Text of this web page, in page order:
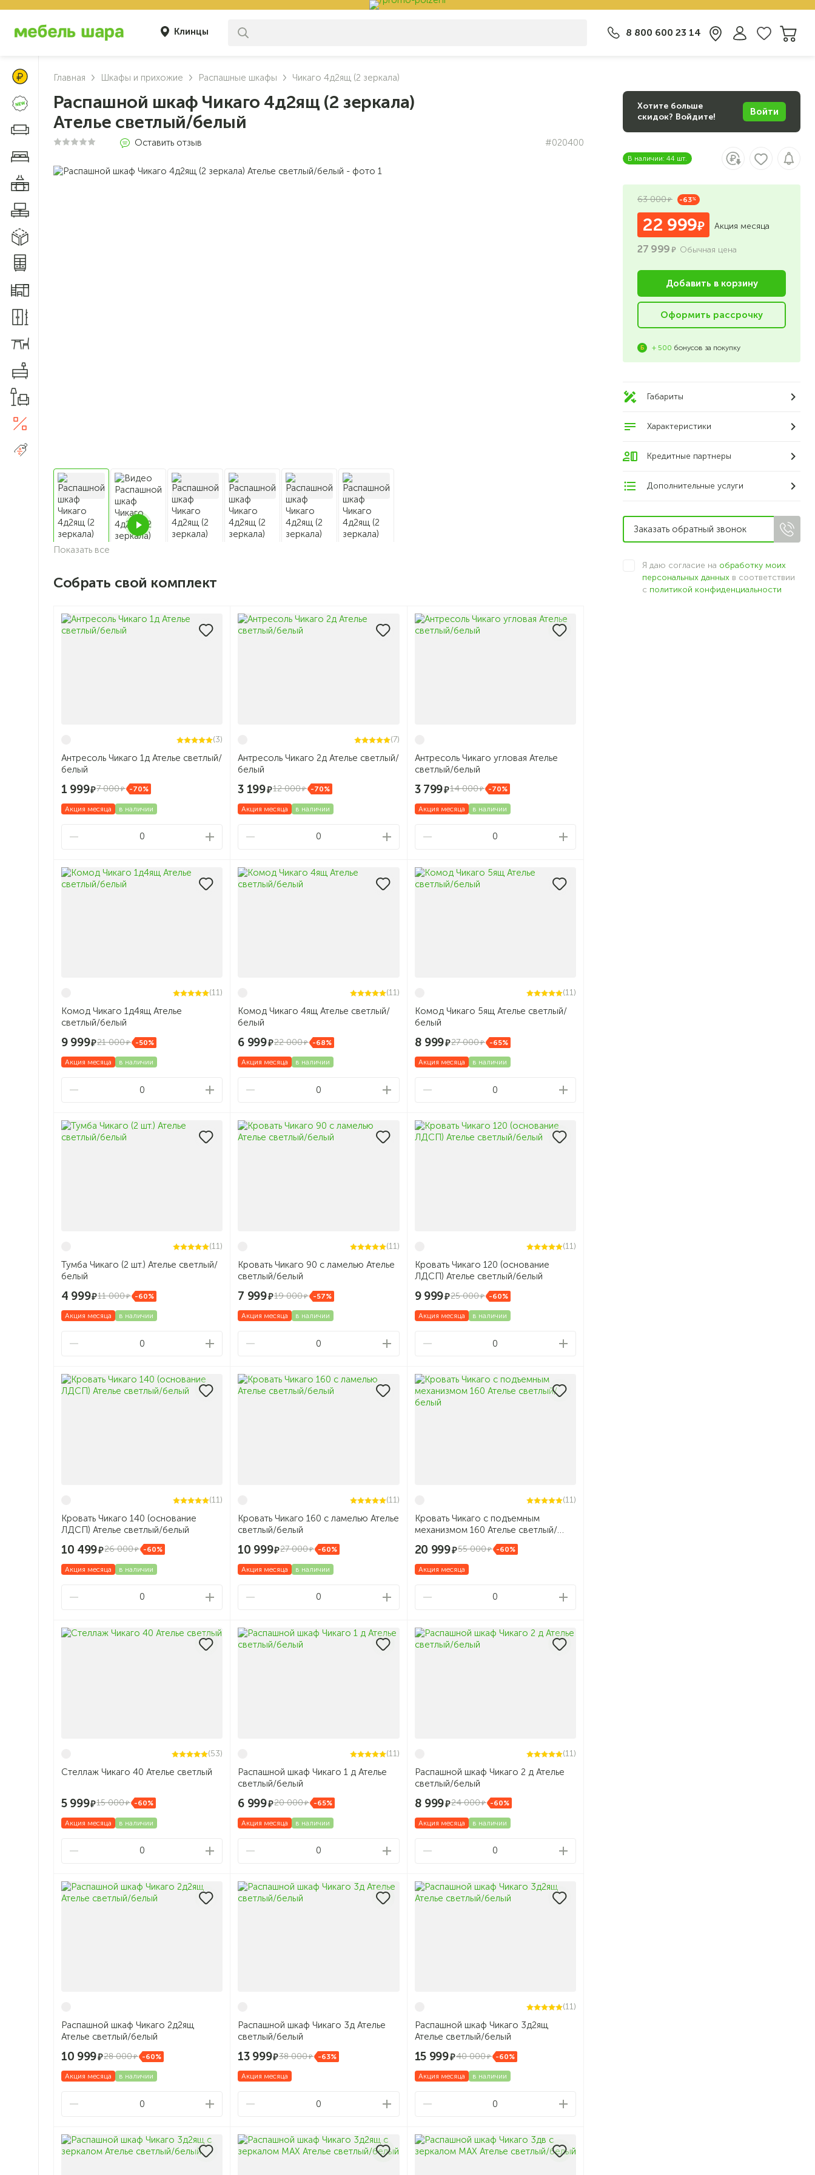
Клинцы 8 800 600 23 14
Цены Клуба Своих
Новинки
Диваны и кресла
Главная Шкафы и прихожие Распашные шкафы Чикаго 4д2ящ (2 зеркала)
Распашной шкаф Чикаго 4д2ящ (2 зеркала)
Ателье светлый/белый
Оставить отзыв #020400
Показать все
Собрать свой комплект
(3)
Антресоль Чикаго 1д Ателье светлый/
белый
1 999 7 000 -70%
Акция месяца в наличии
0
(7)
Антресоль Чикаго 2д Ателье светлый/
белый
3 199 12 000 -70%
Акция месяца в наличии
0
Антресоль Чикаго угловая Ателье
светлый/белый
3 799 14 000 -70%
Акция месяца в наличии
0
(11)
Комод Чикаго 1д4ящ Ателье
светлый/белый
9 999 21 000 -50%
Акция месяца в наличии
0
(11)
Комод Чикаго 4ящ Ателье светлый/
белый
6 999 22 000 -68%
Акция месяца в наличии
0
(11)
Комод Чикаго 5ящ Ателье светлый/
белый
8 999 27 000 -65%
Акция месяца в наличии
0
(11)
Тумба Чикаго (2 шт.) Ателье светлый/
белый
4 999 11 000 -60%
Акция месяца в наличии
0
(11)
Кровать Чикаго 90 с ламелью Ателье
светлый/белый
7 999 19 000 -57%
Акция месяца в наличии
0
(11)
Кровать Чикаго 120 (основание
ЛДСП) Ателье светлый/белый
9 999 25 000 -60%
Акция месяца в наличии
0
(11)
Кровать Чикаго 140 (основание
ЛДСП) Ателье светлый/белый
10 499 26 000 -60%
Акция месяца в наличии
0
(11)
Кровать Чикаго 160 с ламелью Ателье
светлый/белый
10 999 27 000 -60%
Акция месяца в наличии
0
(11)
Кровать Чикаго с подъемным
механизмом 160 Ателье светлый/
20 999 55 000 -60%
Акция месяца
0
(53)
Стеллаж Чикаго 40 Ателье светлый
5 999 15 000 -60%
Акция месяца в наличии
0
(11)
Распашной шкаф Чикаго 1 д Ателье
светлый/белый
6 999 20 000 -65%
Акция месяца в наличии
0
(11)
Распашной шкаф Чикаго 2 д Ателье
светлый/белый
8 999 24 000 -60%
Акция месяца в наличии
0
Распашной шкаф Чикаго 2д2ящ
Ателье светлый/белый
10 999 28 000 -60%
Акция месяца в наличии
0
Распашной шкаф Чикаго 3д Ателье
светлый/белый
13 999 38 000 -63%
Акция месяца
0
(11)
Распашной шкаф Чикаго 3д2ящ
Ателье светлый/белый
15 999 40 000 -60%
Акция месяца в наличии
0
Хотите больше
скидок? Войдите!
Войти
В наличии: 44 шт.
63 000 -63%
22 999 Акция месяца
27 999 Обычная цена
Добавить в корзину
Оформить рассрочку
+ 500 бонусов за покупку
Габариты
Характеристики
Кредитные партнеры
Дополнительные услуги
Я даю согласие на обработку моих
персональных данных в соответствии
с политикой конфиденциальности